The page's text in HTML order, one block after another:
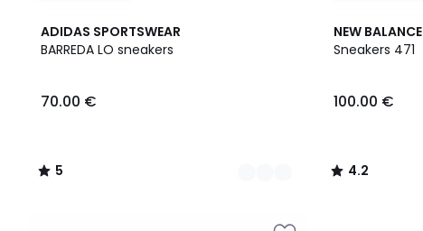
ADIDAS SPORTSWEAR
BARREDA LO sneakers
70.00 €
5
/
2
Kleuren
5
/
NEW BALANCE
Sneakers 471
100.00 €
4.2
/ 5
4.2
/